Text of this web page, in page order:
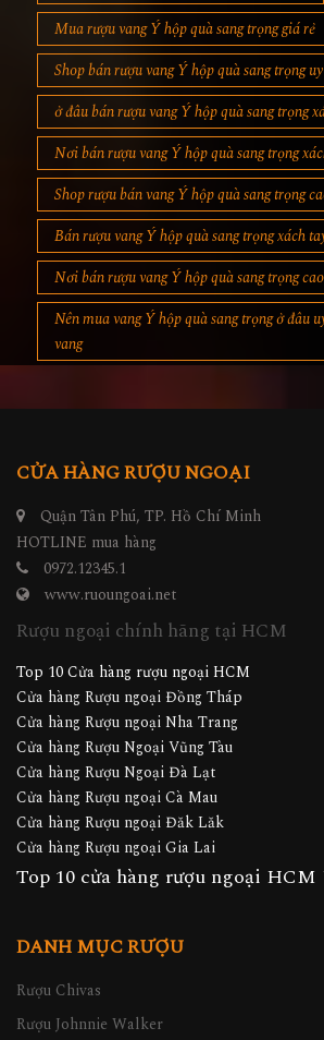
Mua rượu vang Ý hộp quà sang trọng giá rẻ
Shop bán rượu vang Ý hộp quà sang trọng
ở đâu bán rượu vang Ý hộp quà sang trọng
Nơi bán rượu vang Ý hộp quà sang trọng
Shop rượu bán vang Ý hộp quà sang trọng
Bán rượu vang Ý hộp quà sang trọng xách
Nơi bán rượu vang Ý hộp quà sang trọng
Nên mua vang Ý hộp quà sang trọng ở đâu
vang
CỬA HÀNG RƯỢU NGOẠI
Quận Tân Phú, TP. Hồ Chí Minh
HOTLINE mua hàng
0972.12345.1
www.ruoungoai.net
Rượu ngoại chính hãng tại HCM
Top 10 Cửa hàng rượu ngoại HCM
Cửa hàng Rượu ngoại Đồng Tháp
Cửa hàng Rượu ngoại Nha Trang
Cửa hàng Rượu Ngoại Vũng Tàu
Cửa hàng Rượu Ngoại Đà Lạt
Cửa hàng Rượu ngoại Cà Mau
Cửa hàng Rượu ngoại Đăk Lăk
Cửa hàng Rượu ngoại Gia Lai
Top 10 cửa hàng rượu ngoại
DANH MỤC RƯỢU
Rượu Chivas
Rượu Johnnie Walker